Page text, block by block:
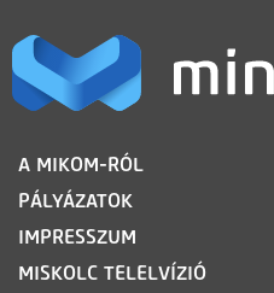
LÁBLÉC
A MIKOM-RÓL
PÁLYÁZATOK
IMPRESSZUM
MISKOLC TELELVÍZIÓ